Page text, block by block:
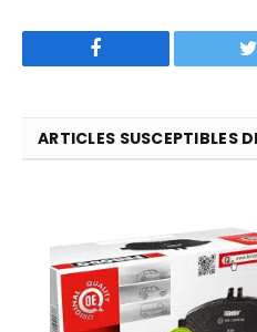
ARTICLES SUSCEPTIBLES